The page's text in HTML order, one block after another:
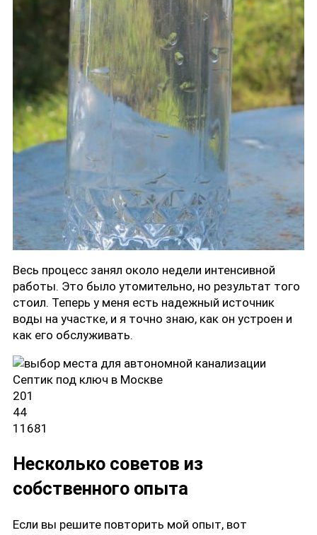
Весь процесс занял около недели интенсивной
работы. Это было утомительно, но результат того
стоил. Теперь у меня есть надежный источник
воды на участке, и я точно знаю, как он устроен и
как его обслуживать.
Септик под ключ в Москве
201
44
11681
Несколько советов из
собственного опыта
Если вы решите повторить мой опыт, вот